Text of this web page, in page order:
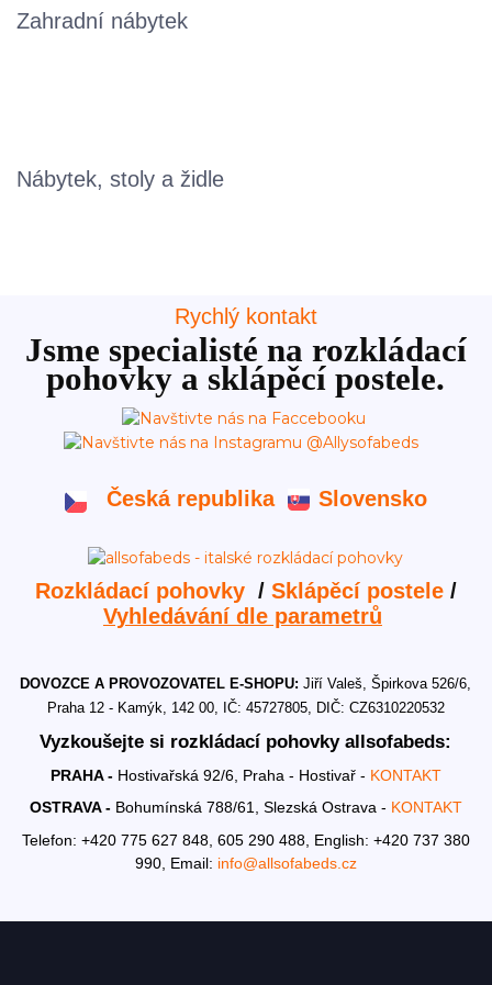
Zahradní nábytek
Nábytek, stoly a židle
Rychlý kontakt
Jsme specialisté na rozkládací
pohovky a sklápěcí postele.
Česká republika Slovensko
Rozkládací pohovky / Sklápěcí postele/
Vyhledávání dle parametrů
DOVOZCE A PROVOZOVATEL E-SHOPU:Jiří Valeš, Špirkova 526/6,
Praha 12 - Kamýk, 142 00, IČ: 45727805, DIČ: CZ6310220532
Vyzkoušejte si rozkládací pohovky allsofabeds:
PRAHA - Hostivařská 92/6, Praha - Hostivař - KONTAKT
OSTRAVA - Bohumínská 788/61, Slezská Ostrava - KONTAKT
Telefon: +420 775 627 848, 605 290 488, English: +420 737 380
990, Email: info@allsofabeds.cz